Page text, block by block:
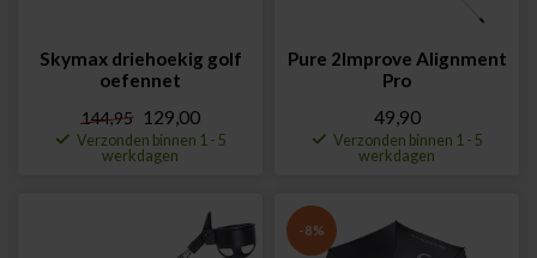
Skymax driehoekig golf
oefennet
144,95 129,00
Verzonden binnen 1 - 5
werkdagen
Pure 2Improve Alignment
Pro
49,90
Verzonden binnen 1 - 5
werkdagen
-8%